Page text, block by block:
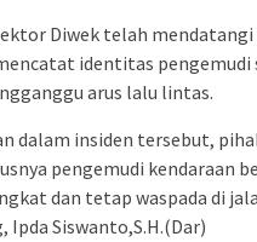
Diwek telah
identitas pengemudi
arus lalu lintas.
dalam insiden tersebut,
pengemudi kendaraan
dan tetap waspada di
Siswanto,S.H.(Dar)